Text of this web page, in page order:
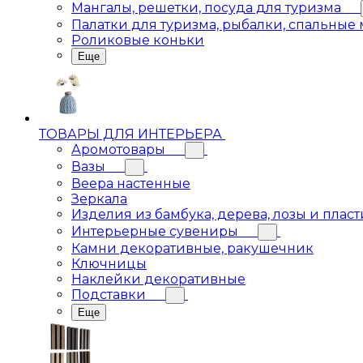
Мангалы, решетки, посуда для туризма
Палатки для туризма, рыбалки,
Роликовые коньки
Еще
ТОВАРЫ ДЛЯ ИНТЕРЬЕРА
Аромотовары
Вазы
Веера настенные
Зеркала
Изделия из бамбука, дерева, лозы и
Интерьерные сувениры
Камни декоративные, ракушечник
Ключницы
Наклейки декоративные
Подставки
Еще